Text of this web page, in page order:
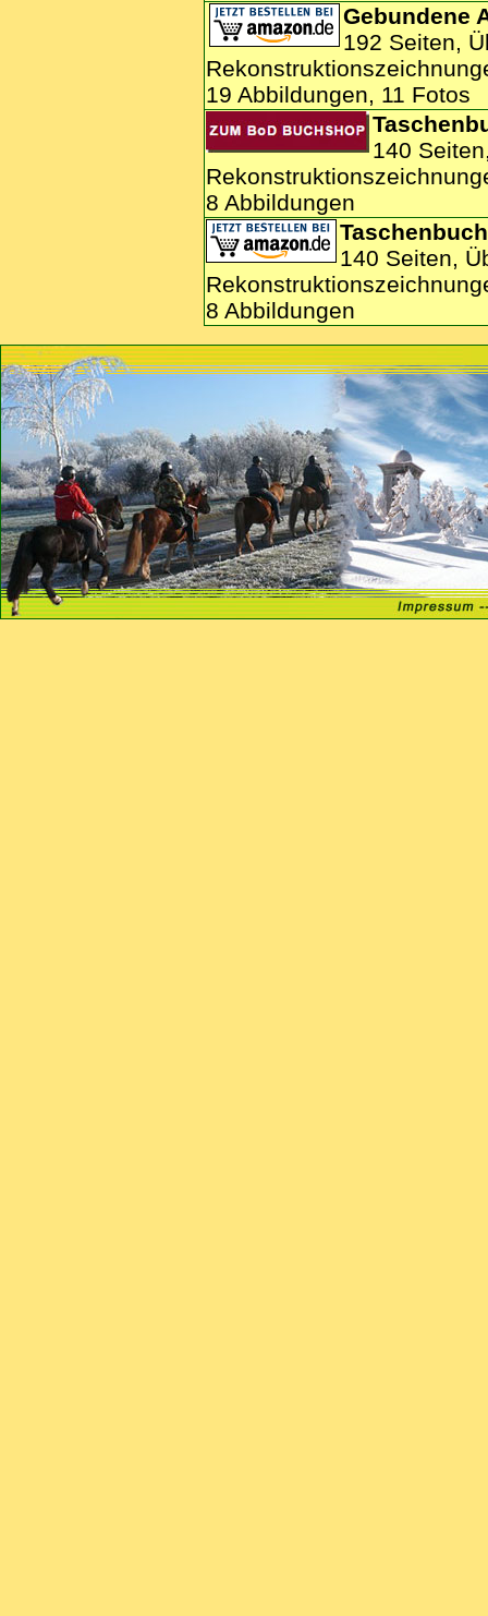
Gebundene
192 Seiten,
19 Abbildungen, 11 Fotos
140
8 Abbildungen
140 Seiten,
8 Abbildungen